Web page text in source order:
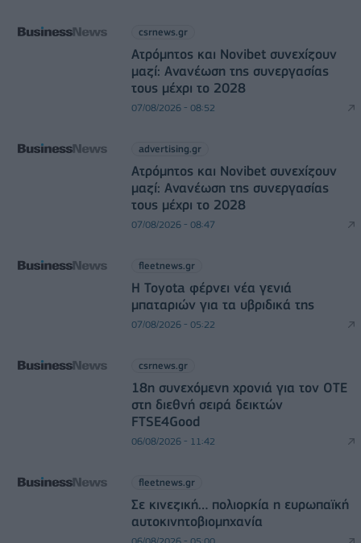
csrnews.gr
Ατρόμητος και Novibet συνεχίζουν
μαζί: Ανανέωση της συνεργασίας
τους μέχρι το 2028
07/08/2026 - 08:52
advertising.gr
Ατρόμητος και Novibet συνεχίζουν
μαζί: Ανανέωση της συνεργασίας
τους μέχρι το 2028
07/08/2026 - 08:47
fleetnews.gr
Η Toyota φέρνει νέα γενιά
μπαταριών για τα υβριδικά της
07/08/2026 - 05:22
csrnews.gr
18η συνεχόμενη χρονιά για τον ΟΤΕ
στη διεθνή σειρά δεικτών
FTSE4Good
06/08/2026 - 11:42
fleetnews.gr
Σε κινεζική… πολιορκία η ευρωπαϊκή
αυτοκινητοβιομηχανία